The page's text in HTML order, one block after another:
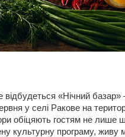
відбудеться «Нічний базар»
у селі Ракове на
обіцяють гостям не лише
культурну програму, живу